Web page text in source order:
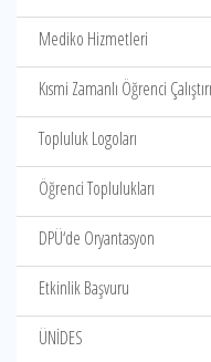
Mediko Hizmetleri
Kısmi Zamanlı Öğrenci
Topluluk Logoları
Öğrenci Toplulukları
DPÜ‘de Oryantasyon
Etkinlik Başvuru
ÜNİDES